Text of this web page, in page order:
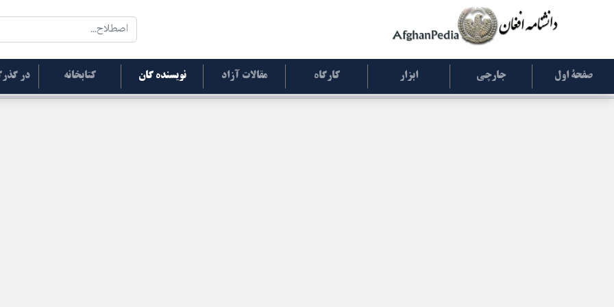
صفحۀ اول جارچی ابزار کارگاه مقالات آزاد نویسنده گان کتابخانه در